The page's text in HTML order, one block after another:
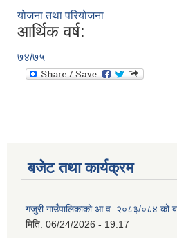
योजना तथा परियोजना
आर्थिक वर्ष:
७४/७५
बजेट तथा कार्यक्रम
गजुरी गाउँपालिकाको आ.व. २०८३/०८४ को
मिति: 06/24/2026 - 19:17